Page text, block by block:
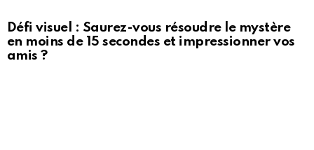
Défi visuel : Saurez-vous résoudre le mystère
en moins de 15 secondes et impressionner vos
amis ?